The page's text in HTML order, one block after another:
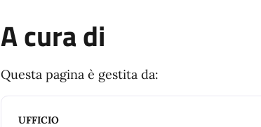
A cura di
Questa pagina è gestita da:
UFFICIO